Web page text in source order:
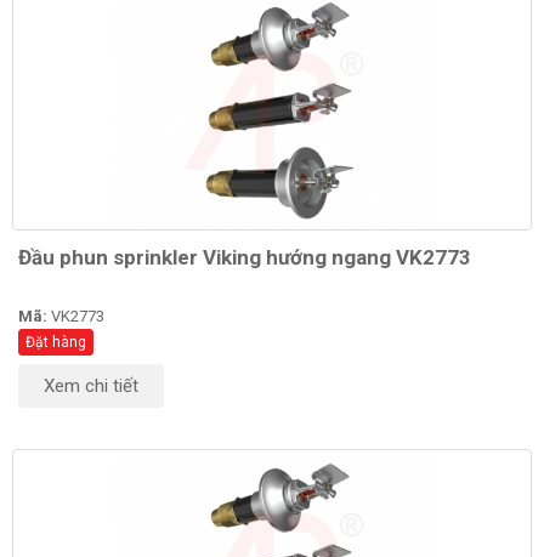
Đầu phun sprinkler Viking hướng ngang VK2773
Mã: VK2773
Đặt hàng
Xem chi tiết